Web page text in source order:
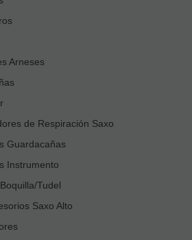
Arneses
de Respiración Saxo
Guardacañas
Instrumento
Tudel
Saxo Alto